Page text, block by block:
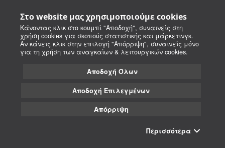
Στο website μας χρησιμοποιούμε cookies
Κάνοντας κλικ στο κουμπί "Αποδοχή", συναινείς στη
χρήση cookies για σκοπούς στατιστικής και μάρκετινγκ.
Αν κάνεις κλικ στην επιλογή "Απόρριψη", συναινείς μόνο
για τη χρήση των αναγκαίων & λειτουργικών cookies.
Αποδοχή Όλων
Αποδοχή Επιλεγμένων
Απόρριψη
Περισσότερα